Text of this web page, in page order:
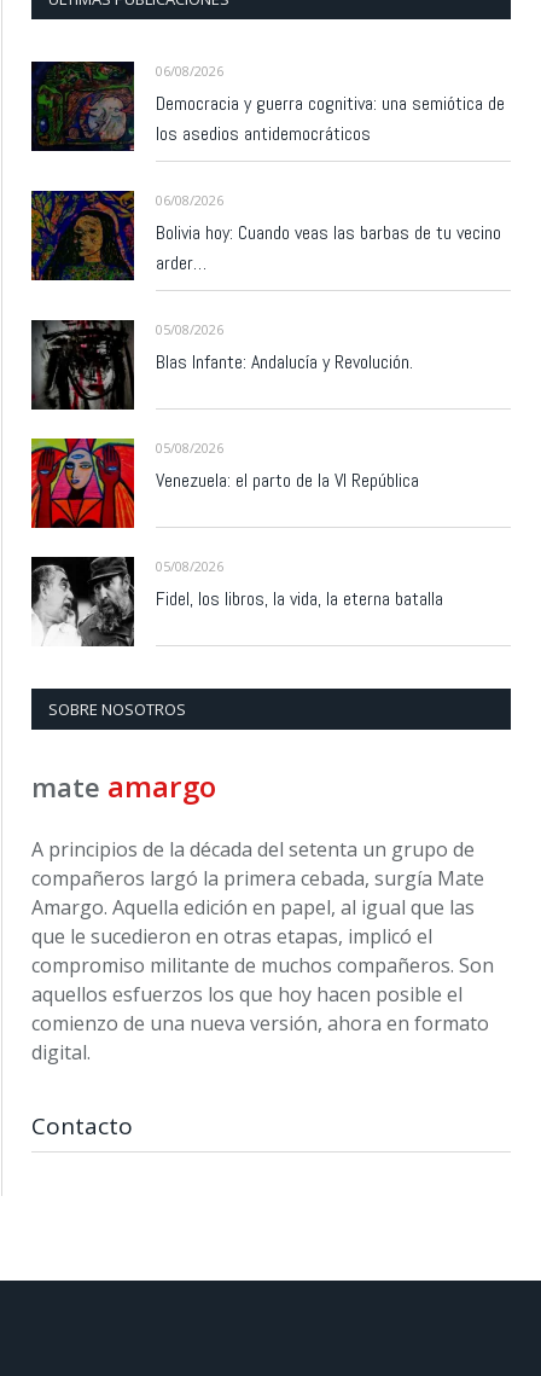
06/08/2026
Democracia y guerra cognitiva: una semiótica de
los asedios antidemocráticos
06/08/2026
Bolivia hoy: Cuando veas las barbas de tu vecino
arder…
05/08/2026
Blas Infante: Andalucía y Revolución.
05/08/2026
Venezuela: el parto de la VI República
05/08/2026
Fidel, los libros, la vida, la eterna batalla
SOBRE NOSOTROS
mate amargo
A principios de la década del setenta un grupo de
compañeros largó la primera cebada, surgía Mate
Amargo. Aquella edición en papel, al igual que las
que le sucedieron en otras etapas, implicó el
compromiso militante de muchos compañeros. Son
aquellos esfuerzos los que hoy hacen posible el
comienzo de una nueva versión, ahora en formato
digital.
Contacto